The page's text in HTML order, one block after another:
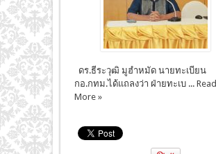
ดร.ธีระวุฒิ มูฮำหมัด นายทะเบียน
กอ.กทม.ได้แถลงว่า ฝ่ายทะเบ ... Read
More »